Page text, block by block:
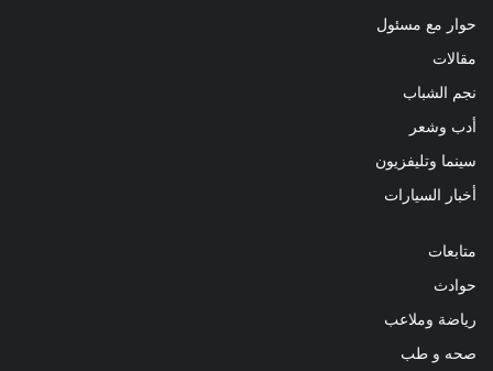
حوار مع مسئول
مقالات
نجم الشباب
أدب وشعر
سينما وتليفزيون
أخبار السيارات
متابعات
حوادث
رياضة وملاعب
صحه و طب